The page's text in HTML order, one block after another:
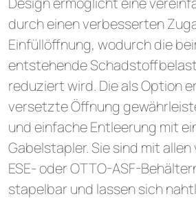
durch einen verbesserten
Einfüllöffnung, wodurch die
entstehende
reduziert wird. Die als Option
versetzte Öffnung
und einfache Entleerung mit
Gabelstapler. Sie sind mit
ESE- oder OTTO-ASF-
stapelbar und lassen sich